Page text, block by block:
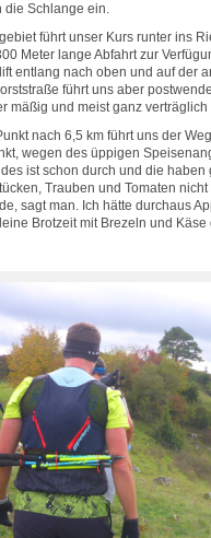
die Schlange ein.
führt unser Kurs runter ins
Meter lange Abfahrt zur
entlang nach oben und auf der
führt uns aber
mäßig und meist ganz verträglich
nach 6,5 km führt uns der
wegen des üppigen
ist schon durch und die
Trauben und Tomaten
sagt man. Ich hätte durchaus
Brotzeit mit Brezeln und Käse